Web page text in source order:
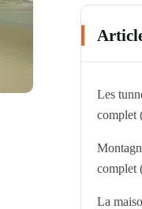
Les
complet
complet
La